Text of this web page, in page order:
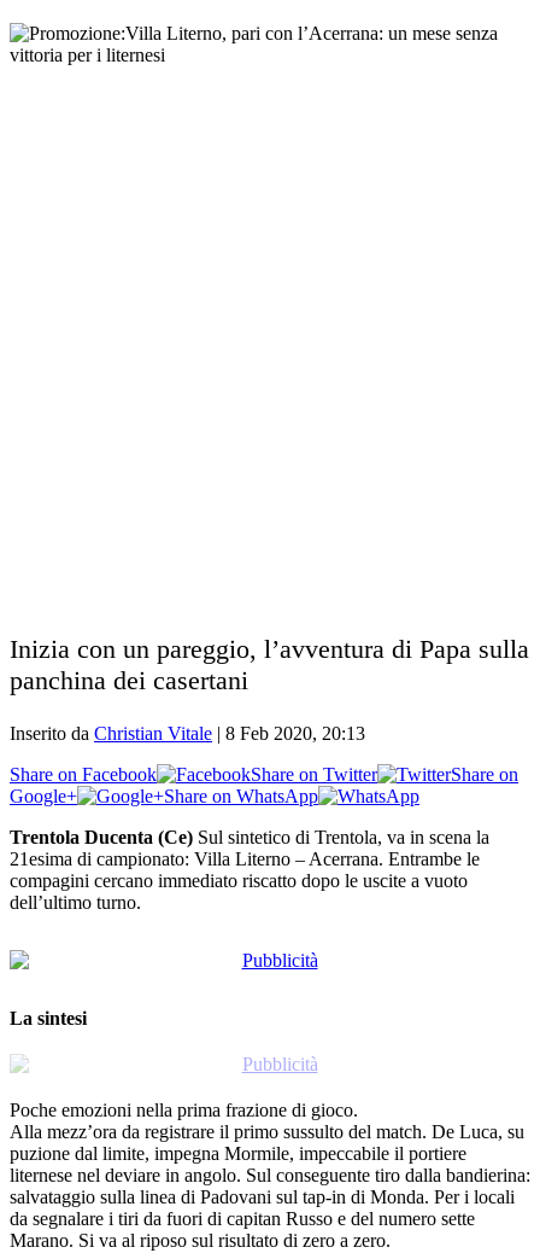
Inizia con un pareggio, l’avventura di Papa sulla
panchina dei casertani
Inserito da Christian Vitale | 8 Feb 2020, 20:13
Share on Facebook
Share on Twitter
Share on
Google+
Share on WhatsApp
Trentola Ducenta (Ce) Sul sintetico di Trentola, va in scena la
21esima di campionato: Villa Literno – Acerrana. Entrambe le
compagini cercano immediato riscatto dopo le uscite a vuoto
dell’ultimo turno.
La sintesi
Poche emozioni nella prima frazione di gioco.
Alla mezz’ora da registrare il primo sussulto del match. De Luca, su
puzione dal limite, impegna Mormile, impeccabile il portiere
liternese nel deviare in angolo. Sul conseguente tiro dalla bandierina:
salvataggio sulla linea di Padovani sul tap-in di Monda. Per i locali
da segnalare i tiri da fuori di capitan Russo e del numero sette
Marano. Si va al riposo sul risultato di zero a zero.